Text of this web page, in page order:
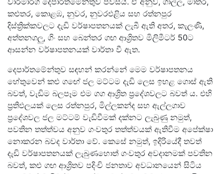
කළුතර, කොළඹ, නුවර, නුවරඑළිය සහ රත්නපුර
දිස්ත්‍රික්කවලට දැඩි වර්ෂාපතනයක් ලැබී ඇති අතර, කැලණි,
අත්තනගලු, ගිං සහ බෙන්තර ගඟ ආශ්‍රිතව මිලිමීටර් 50ට
ආසන්න වර්ෂාපතනයක් වාර්තා වී ඇත.
දෙපාර්තමේන්තුව සඳහන් කරන්නේ මෙම වර්ෂාපතනය
හේතුවෙන් කළු ගඟේ ජල මට්ටම දැඩි ලෙස ඉහළ ගොස් ඇති
බවත්, වැඩිම බලපෑම එම ගග ආශ්‍රිත ප්‍රදේශවලට බවත් ය. එහි
ප්‍රතිඵලයක් ලෙස රත්නපුර, මිල්ලකන්ද සහ ඇල්ලගාව
ප්‍රදේශවල ජල මට්ටම් වැඩිවීමක් දක්නට ලැබුණු නමුත්,
පවතින තත්ත්වය අනුව ගංවතුර තත්ත්වයක් ඇතිවීම අපේක්ෂා
නොකරන බවද වාර්තා වේ. කෙසේ නමුත්, ඉදිරියේදී තවත්
දැඩි වර්ෂාපතනයක් ලැබුණහොත් ගංවතුර අවදානමක් පවතින
බවත්, කළු ගඟ ආශ්‍රිතව පදිංචි ජනතාව අවධානයෙන් සිටිය